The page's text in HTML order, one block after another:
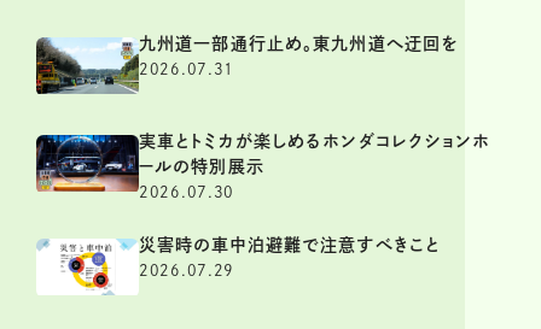
九州道一部通行止め。東九州道へ迂回を
2026.07.31
実車とトミカが楽しめるホンダコレクションホ
ールの特別展示
2026.07.30
災害時の車中泊避難で注意すべきこと
2026.07.29